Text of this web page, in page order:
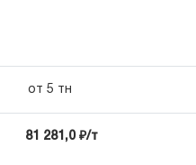
от 5 тн
81 281,0 ₽/т